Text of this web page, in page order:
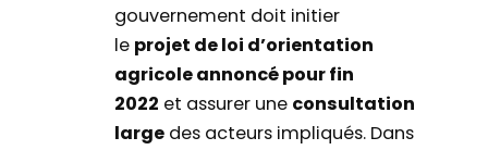
gouvernement doit initier
le projet de loi d’orientation
agricole annoncé pour fin
2022 et assurer une consultation
large des acteurs impliqués. Dans